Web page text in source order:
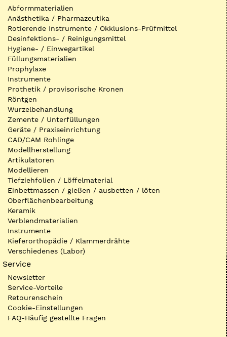
Abformmaterialien
Anästhetika / Pharmazeutika
Rotierende Instrumente / Okklusions-Prüfmittel
Desinfektions- / Reinigungsmittel
Hygiene- / Einwegartikel
Füllungsmaterialien
Prophylaxe
Instrumente
Prothetik / provisorische Kronen
Röntgen
Wurzelbehandlung
Zemente / Unterfüllungen
Geräte / Praxiseinrichtung
CAD/CAM Rohlinge
Modellherstellung
Artikulatoren
Modellieren
Tiefziehfolien / Löffelmaterial
Einbettmassen / gießen / ausbetten / löten
Oberflächenbearbeitung
Keramik
Verblendmaterialien
Instrumente
Kieferorthopädie / Klammerdrähte
Verschiedenes (Labor)
Service
Newsletter
Service-Vorteile
Retourenschein
Cookie-Einstellungen
FAQ-Häufig gestellte Fragen